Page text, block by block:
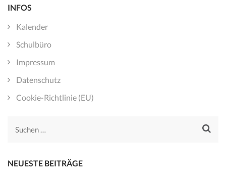
INFOS
Kalender
Schulbüro
Impressum
Datenschutz
Cookie-Richtlinie (EU)
Suchen
NEUESTE BEITRÄGE